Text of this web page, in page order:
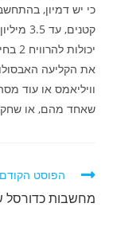
כי יש דמיון,
את הקליעה
וויליאמס או עוד
שאחד מהם, או שחקן
לקרוא
נוספים
הפוסט הקודם
מחשבות כדורסל